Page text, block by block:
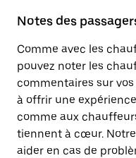
Notes des
Comme avec les
pouvez noter les
commentaires sur
à offrir une
comme aux
tiennent à cœur.
aider en cas de